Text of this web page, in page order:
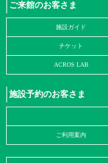
ご来館のお客さま
施設ガイド
チケット
ACROS LAB
施設予約のお客さま
ご利用案内